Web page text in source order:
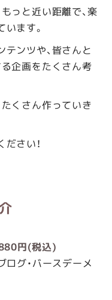
っと近い距離で、楽
ます。
ンツや、皆さんと
企画をたくさん考
くさん作っていき
さい！
円(税込)
ログ・バースデーメ